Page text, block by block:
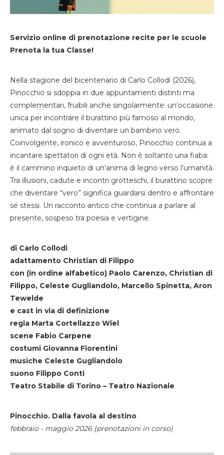
Servizio online di prenotazione recite per le scuole
Prenota la tua Classe!
Nella stagione del bicentenario di Carlo Collodi (2026),
Pinocchio si sdoppia in due appuntamenti distinti ma
complementari, fruibili anche singolarmente: un’occasione
unica per incontrare il burattino più famoso al mondo,
animato dal sogno di diventare un bambino vero.
Coinvolgente, ironico e avventuroso, Pinocchio continua a
incantare spettatori di ogni età. Non è soltanto una fiaba:
è il cammino inquieto di un’anima di legno verso l’umanità.
Tra illusioni, cadute e incontri grotteschi, il burattino scopre
che diventare “vero” significa guardarsi dentro e affrontare
sé stessi. Un racconto antico che continua a parlare al
presente, sospeso tra poesia e vertigine.
di Carlo Collodi
adattamento Christian di Filippo
con (in ordine alfabetico) Paolo Carenzo, Christian di
Filippo, Celeste Gugliandolo, Marcello Spinetta, Aron
Tewelde
e cast in via di definizione
regia Marta Cortellazzo Wiel
scene Fabio Carpene
costumi Giovanna Fiorentini
musiche Celeste Gugliandolo
suono Filippo Conti
Teatro Stabile di Torino – Teatro Nazionale
Pinocchio. Dalla favola al destino
febbraio - maggio 2026 (prenotazioni in corso)